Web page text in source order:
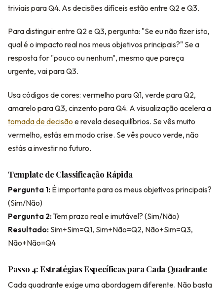
triviais para Q4. As decisões difíceis estão entre Q2 e Q3.
Para distinguir entre Q2 e Q3, pergunta: "Se eu não fizer isto,
qual é o impacto real nos meus objetivos principais?" Se a
resposta for "pouco ou nenhum", mesmo que pareça
urgente, vai para Q3.
Usa códigos de cores: vermelho para Q1, verde para Q2,
amarelo para Q3, cinzento para Q4. A visualização acelera a
tomada de decisão e revela desequilíbrios. Se vês muito
vermelho, estás em modo crise. Se vês pouco verde, não
estás a investir no futuro.
Template de Classificação Rápida
Pergunta 1: É importante para os meus objetivos principais?
(Sim/Não)
Pergunta 2: Tem prazo real e imutável? (Sim/Não)
Resultado: Sim+Sim=Q1, Sim+Não=Q2, Não+Sim=Q3,
Não+Não=Q4
Passo 4: Estratégias Específicas para Cada Quadrante
Cada quadrante exige uma abordagem diferente. Não basta